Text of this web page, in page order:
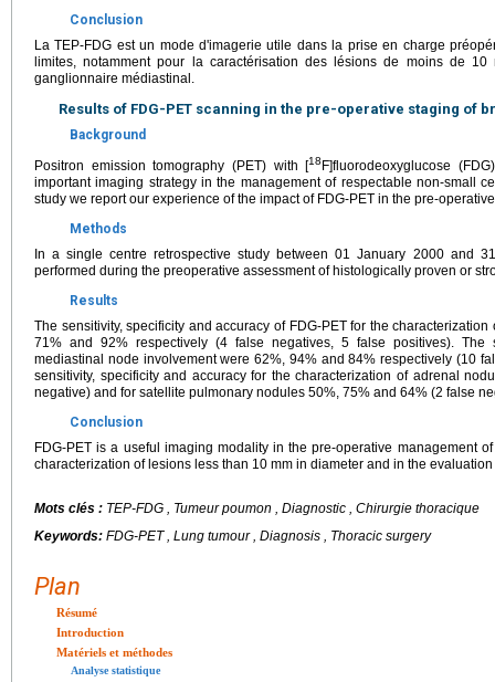
Conclusion
La TEP-FDG est un mode d'imagerie utile dans la prise en charge
limites, notamment pour la caractérisation des lésions de moins de
ganglionnaire médiastinal.
Results of FDG-PET scanning in the pre-operative staging of
Background
Positron emission tomography (PET) with [18 F]fluorodeoxyglucose
important imaging strategy in the management of respectable non-small
study we report our experience of the impact of FDG-PET in the pre-
Methods
In a single centre retrospective study between 01 January 2000 and
performed during the preoperative assessment of histologically proven or
Results
The sensitivity, specificity and accuracy of FDG-PET for the
71% and 92% respectively (4 false negatives, 5 false positives). The
mediastinal node involvement were 62%, 94% and 84% respectively (10
sensitivity, specificity and accuracy for the characterization of adrenal
negative) and for satellite pulmonary nodules 50%, 75% and 64% (2 false
Conclusion
FDG-PET is a useful imaging modality in the pre-operative management
characterization of lesions less than 10 mm in diameter and in the
Mots clés : TEP-FDG , Tumeur poumon , Diagnostic , Chirurgie thoracique
Keywords: FDG-PET , Lung tumour , Diagnosis , Thoracic surgery
Plan
Résumé
Introduction
Matériels et méthodes
Analyse statistique